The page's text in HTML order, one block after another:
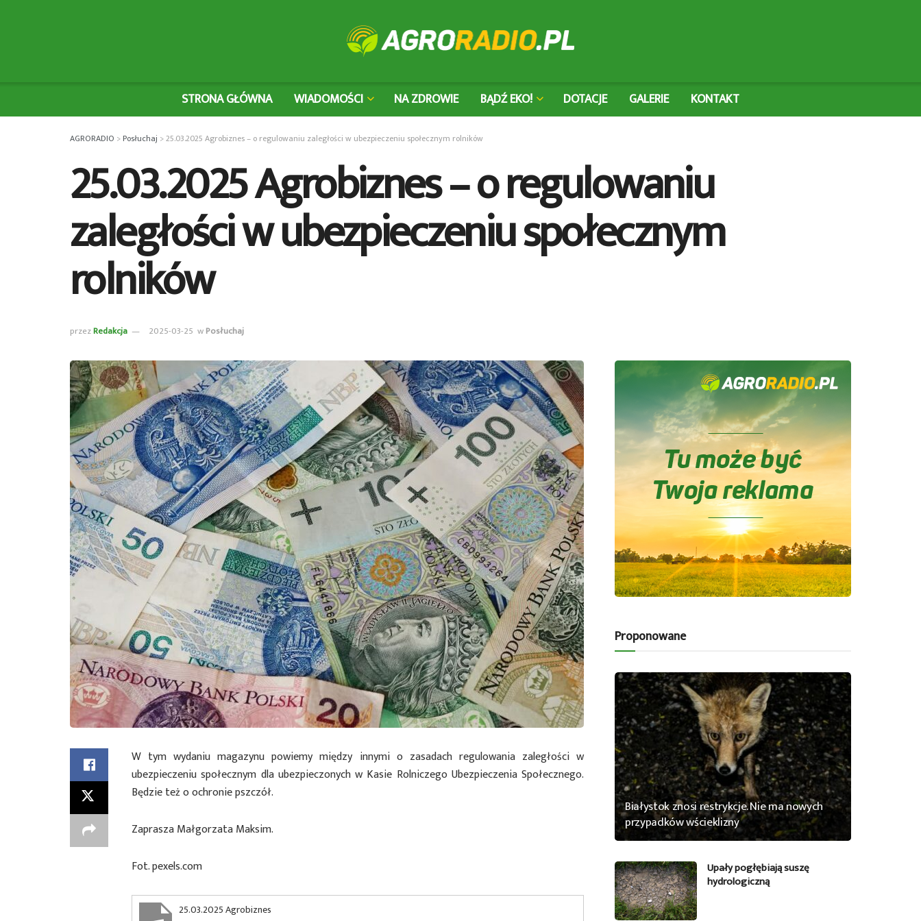
STRONA GŁÓWNA WIADOMOŚCI NA ZDROWIE BĄDŹ EKO! DOTACJE GALERIE KONTAKT
AGRORADIO >Posłuchaj >25.03.2025 Agrobiznes – o regulowaniu zaległości w ubezpieczeniu społecznym rolników
25.03.2025 Agrobiznes – o regulowaniu
zaległości w ubezpieczeniu społecznym
rolników
przezRedakcja 2025-03-25 wPosłuchaj
W tym wydaniu magazynu powiemy między innymi o zasadach regulowania zaległości w
ubezpieczeniu społecznym dla ubezpieczonych w Kasie Rolniczego Ubezpieczenia Społecznego.
Będzie też o ochronie pszczół.
Zaprasza Małgorzata Maksim.
Fot. pexels.com
25.03.2025 Agrobiznes
Proponowane
Białystok znosi restrykcje. Nie ma nowych
przypadków wścieklizny
Upały pogłębiają suszę
hydrologiczną